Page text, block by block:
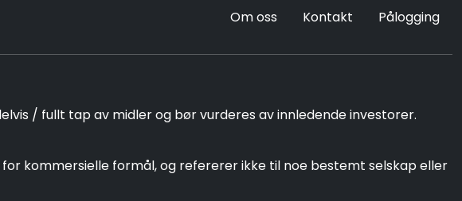
Om oss Kontakt Pålogging
/ fullt tap av midler og bør vurderes av innledende investorer.
kommersielle formål, og refererer ikke til noe bestemt selskap eller